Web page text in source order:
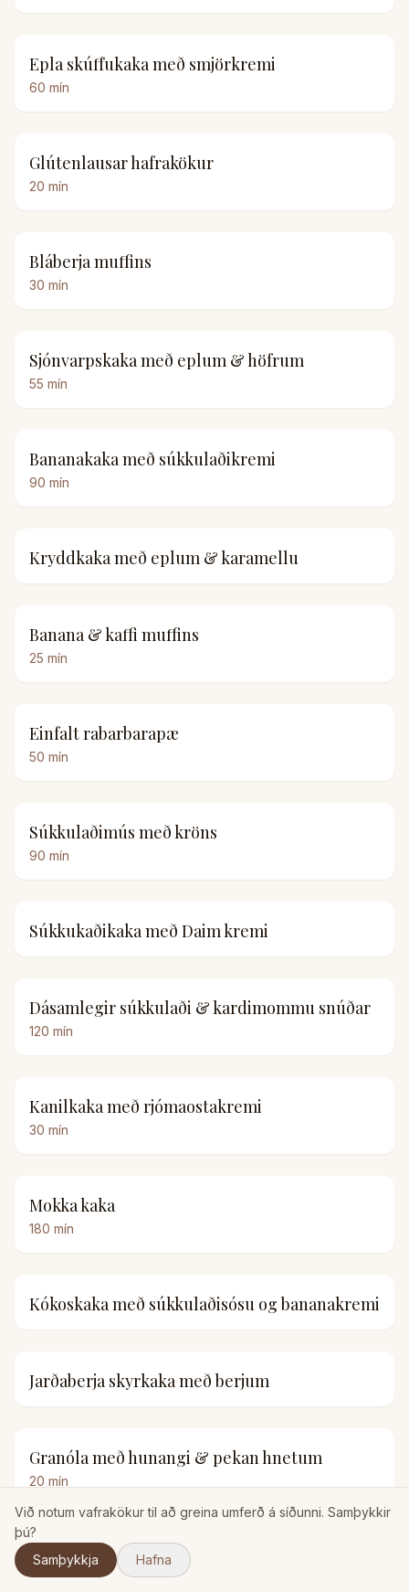
Epla skúffukaka með smjörkremi
60 mín
Glútenlausar hafrakökur
20 mín
Bláberja muffins
30 mín
Sjónvarpskaka með eplum & höfrum
55 mín
Bananakaka með súkkulaðikremi
90 mín
Kryddkaka með eplum & karamellu
Banana & kaffi muffins
25 mín
Einfalt rabarbarapæ
50 mín
Súkkulaðimús með kröns
90 mín
Súkkukaðikaka með Daim kremi
Dásamlegir súkkulaði & kardimommu snúðar
120 mín
Kanilkaka með rjómaostakremi
30 mín
Mokka kaka
180 mín
Kókoskaka með súkkulaðisósu og bananakremi
Jarðaberja skyrkaka með berjum
Granóla með hunangi & pekan hnetum
20 mín
Skinkuhorn
100mín
Við notum vafrakökur til að greina umferð á síðunni. Samþykkir
þú?
Samþykkja
Hafna